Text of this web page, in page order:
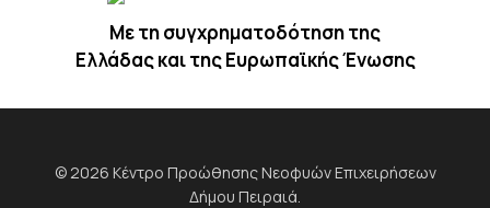
Με τη συγχρηματοδότηση της
Ελλάδας και της Ευρωπαϊκής Ένωσης
© 2026 Κέντρο Προώθησης Νεοφυών Επιχειρήσεων
Δήμου Πειραιά.